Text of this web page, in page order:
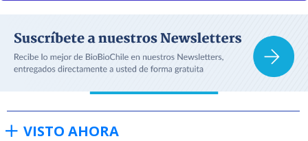
VISTO AHORA